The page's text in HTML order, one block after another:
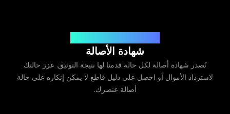
شهادة الأصالة
نُصدر شهادة أصالة لكل حالة قدمنا لها نتيجة التوثيق. عزز حالتك
لاسترداد الأموال أو احصل على دليل قاطع لا يمكن إنكاره على حالة
أصالة عنصرك.